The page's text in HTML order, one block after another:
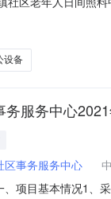
式：公开招标7.
设备
服务中心
区事务服务中心
项目基本情况1、